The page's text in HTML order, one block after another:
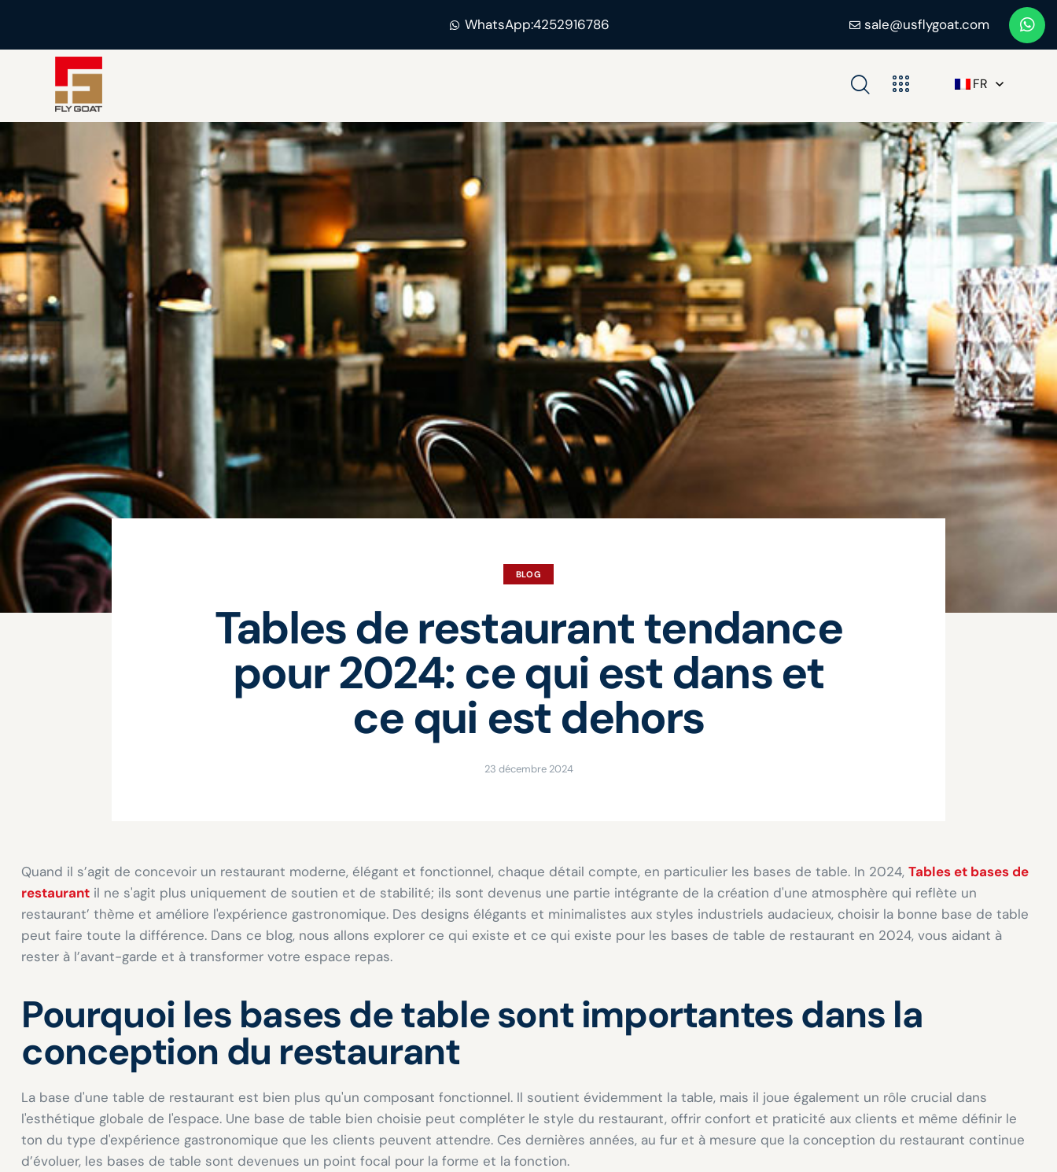
WhatsApp:4252916786 sale@usflygoat.com
FR
BLOG
Tables de restaurant tendance
pour 2024: ce qui est dans et
ce qui est dehors
23 décembre 2024
Quand il s’agit de concevoir un restaurant moderne, élégant et fonctionnel, chaque détail compte, en particulier les bases de table. In 2024, Tables et bases de
restaurant il ne s'agit plus uniquement de soutien et de stabilité; ils sont devenus une partie intégrante de la création d'une atmosphère qui reflète un
restaurant’ thème et améliore l'expérience gastronomique. Des designs élégants et minimalistes aux styles industriels audacieux, choisir la bonne base de table
peut faire toute la différence. Dans ce blog, nous allons explorer ce qui existe et ce qui existe pour les bases de table de restaurant en 2024, vous aidant à
rester à l’avant-garde et à transformer votre espace repas.
Pourquoi les bases de table sont importantes dans la
conception du restaurant
La base d'une table de restaurant est bien plus qu'un composant fonctionnel. Il soutient évidemment la table, mais il joue également un rôle crucial dans
l'esthétique globale de l'espace. Une base de table bien choisie peut compléter le style du restaurant, offrir confort et praticité aux clients et même définir le
ton du type d'expérience gastronomique que les clients peuvent attendre. Ces dernières années, au fur et à mesure que la conception du restaurant continue
d’évoluer, les bases de table sont devenues un point focal pour la forme et la fonction.